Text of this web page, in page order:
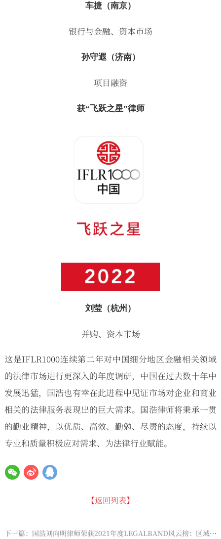
车捷（南京）
银行与金融、资本市场
孙守遐（济南）
项目融资
获“飞跃之星”律师
刘莹（杭州）
并购、资本市场
这是IFLR1000连续第二年对中国细分地区金融相关领域
的法律市场进行更深入的年度调研，中国在过去数十年中
发展迅猛，国浩也有幸在此进程中见证市场对企业和商业
相关的法律服务表现出的巨大需求。国浩律师将秉承一贯
的勤业精神，以优质、高效、勤勉、尽责的态度，持续以
专业和质量积极应对需求、为法律行业赋能。
【返回列表】
下一篇：国浩刘向明律师荣获2021年度LEGALBAND风云榜：区域明星15强